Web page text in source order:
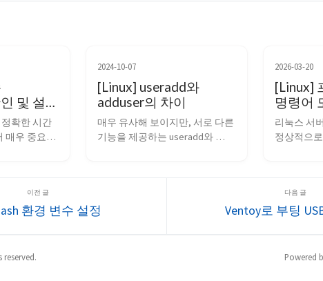
및 설정
확한 시간
매우 중요한
을 확인하
명령어
2024-10-07
[Linux] useradd와
adduser의 차이
매우 유사해 보이지만, 서로 다른
기능을 제공하는 useradd와
자면 두 가지 기능의 큰 차이는 아
2026-03-20
[Linux]
명령어
fuser)
리눅스 서
정상적으
에서는 프
령어들과
어 모음
환경 변수 설정 Ventoy로 부팅
reserved. Powered